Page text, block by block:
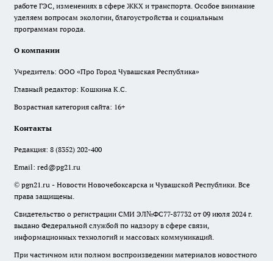
работе ГЭС, изменениях в сфере ЖКХ и транспорта. Особое внимание
уделяем вопросам экологии, благоустройства и социальным
программам города.
О компании
Учредитель: ООО «Про Город Чувашская Республика»
Главный редактор: Кошкина К.С.
Возрастная категория сайта: 16+
Контакты
Редакция: 8 (8352) 202-400
Email: red@pg21.ru
© pgn21.ru - Новости Новочебоксарска и Чувашской Республики. Все
права защищены.
Свидетельство о регистрации СМИ ЭЛ№ФС77-87732 от 09 июля 2024 г.
выдано Федеральной службой по надзору в сфере связи,
информационных технологий и массовых коммуникаций.
При частичном или полном воспроизведении материалов новостного